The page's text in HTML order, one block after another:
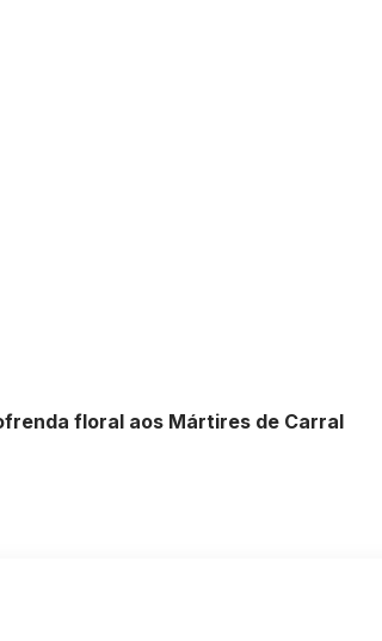
floral aos Mártires de Carral